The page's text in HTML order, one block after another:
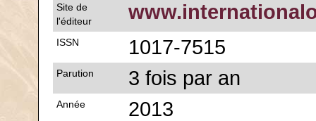
Site de
l'éditeur
ISSN 1017-7515
Parution 3 fois par an
Année 2013